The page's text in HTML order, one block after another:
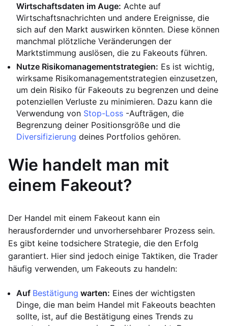
Wirtschaftsdaten im Auge: Achte auf
Wirtschaftsnachrichten und andere Ereignisse, die
sich auf den Markt auswirken könnten. Diese können
manchmal plötzliche Veränderungen der
Marktstimmung auslösen, die zu Fakeouts führen.
Nutze Risikomanagementstrategien: Es ist wichtig,
wirksame Risikomanagementstrategien einzusetzen,
um dein Risiko für Fakeouts zu begrenzen und deine
potenziellen Verluste zu minimieren. Dazu kann die
Verwendung von Stop-Loss -Aufträgen, die
Begrenzung deiner Positionsgröße und die
Diversifizierung deines Portfolios gehören.
Wie handelt man mit
einem Fakeout?
Der Handel mit einem Fakeout kann ein
herausfordernder und unvorhersehbarer Prozess sein.
Es gibt keine todsichere Strategie, die den Erfolg
garantiert. Hier sind jedoch einige Taktiken, die Trader
häufig verwenden, um Fakeouts zu handeln:
Auf Bestätigung warten: Eines der wichtigsten
Dinge, die man beim Handel mit Fakeouts beachten
sollte, ist, auf die Bestätigung eines Trends zu